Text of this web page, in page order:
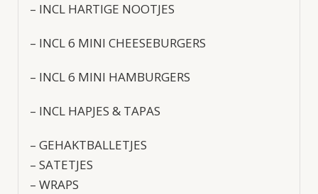
– INCL HARTIGE NOOTJES
– INCL 6 MINI CHEESEBURGERS
– INCL 6 MINI HAMBURGERS
– INCL HAPJES & TAPAS
– GEHAKTBALLETJES
– SATETJES
– WRAPS